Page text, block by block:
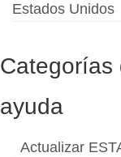
Estados Unidos
Categorías
ayuda
Actualizar